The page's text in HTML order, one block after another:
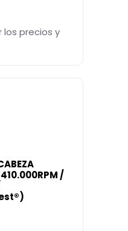
los precios y
410.000RPM /